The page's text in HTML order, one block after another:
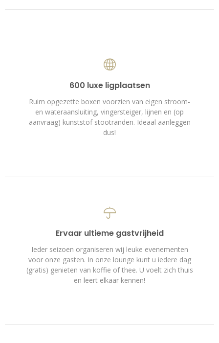
600 luxe ligplaatsen
Ruim opgezette boxen voorzien van eigen stroom-
en wateraansluiting, vingersteiger, lijnen en (op
aanvraag) kunststof stootranden. Ideaal aanleggen
dus!
Ervaar ultieme gastvrijheid
Ieder seizoen organiseren wij leuke evenementen
voor onze gasten. In onze lounge kunt u iedere dag
(gratis) genieten van koffie of thee. U voelt zich thuis
en leert elkaar kennen!